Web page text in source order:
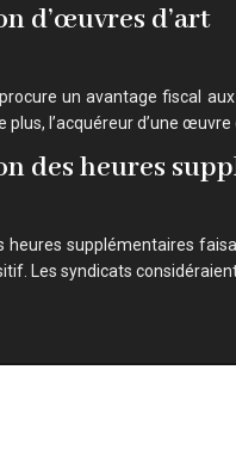
d’œuvres d’art
un avantage fiscal
l’acquéreur d’une
des heures
heures supplémentaires
Les syndicats